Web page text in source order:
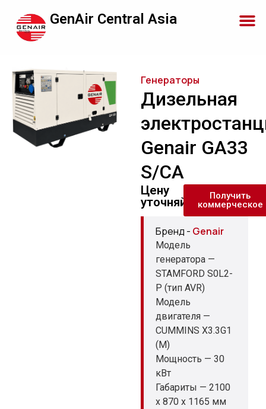
GenAir Central Asia
Генераторы
Дизельная
Genair GA33
S/CA
Цену
уточняйте
Получить
коммерческое
Бренд - Genair
Модель
генератора —
STAMFORD S0L2-
P (тип AVR)
Модель
двигателя —
CUMMINS X3.3G1
(M)
Мощность — 30
кВт
Габариты — 2100
x 870 x 1165 мм